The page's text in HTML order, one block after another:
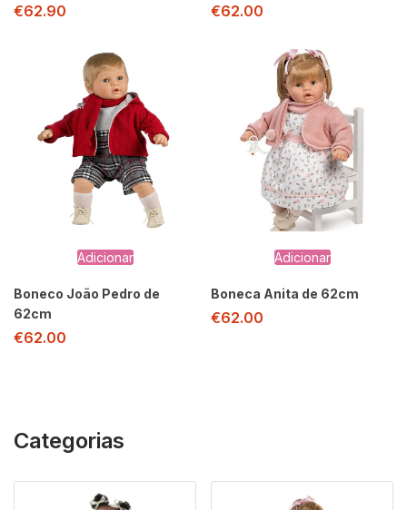
€62.90 €62.00
Adicionar
Boneco João Pedro de
62cm
€62.00
Adicionar
Boneca Anita de 62cm
€62.00
Categorias